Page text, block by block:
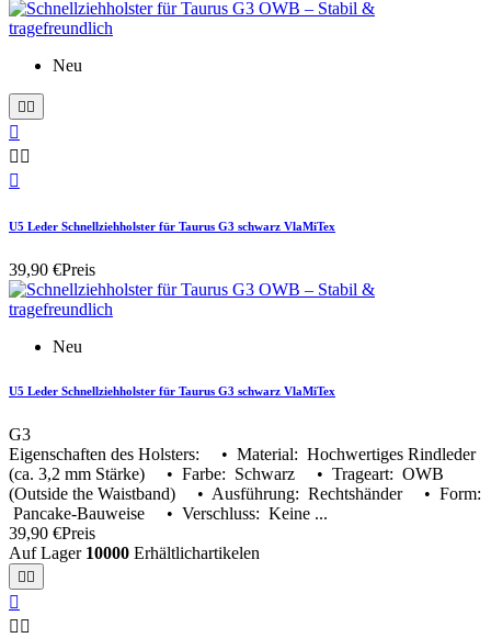
Neu
 

 

U5 Leder Schnellziehholster für Taurus G3 schwarz VlaMiTex
39,90 €Preis
Neu
U5 Leder Schnellziehholster für Taurus G3 schwarz VlaMiTex
G3
Eigenschaften des Holsters: • Material: Hochwertiges Rindleder
(ca. 3,2 mm Stärke) • Farbe: Schwarz • Trageart: OWB
(Outside the Waistband) • Ausführung: Rechtshänder • Form:
Pancake-Bauweise • Verschluss: Keine ...
39,90 €Preis
Auf Lager 10000 Erhältlichartikelen
 

 